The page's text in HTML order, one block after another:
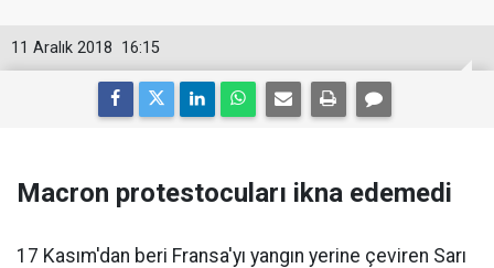
16:15
11 Aralık 2018
Macron protestocuları ikna edemedi
17 Kasım'dan beri Fransa'yı yangın yerine çeviren Sarı